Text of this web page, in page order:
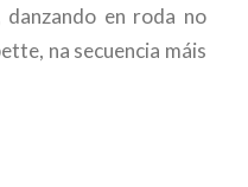
danzando en roda no
na secuencia máis